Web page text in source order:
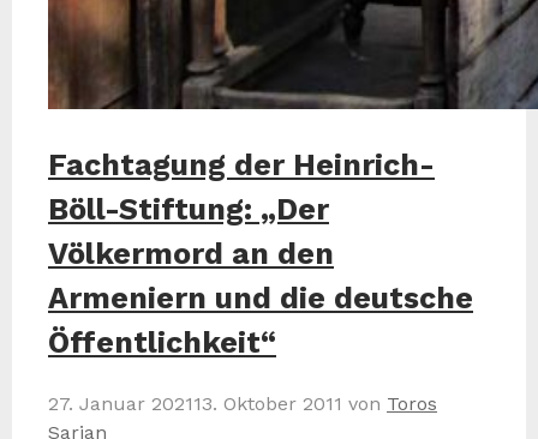
Fachtagung der Heinrich-
Böll-Stiftung: „Der
Völkermord an den
Armeniern und die deutsche
Öffentlichkeit“
27. Januar 202113. Oktober 2011 von Toros
Sarian